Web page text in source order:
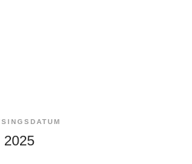
2025